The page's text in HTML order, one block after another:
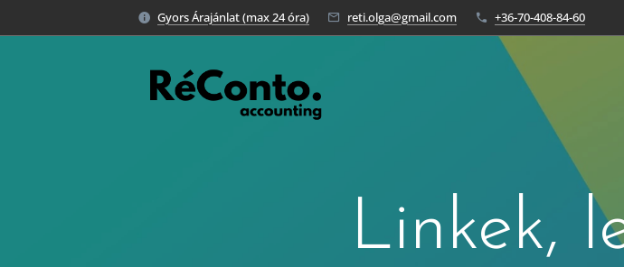
Gyors Árajánlat (max 24 óra) reti.olga@gmail.com +36-70-408-84-60
Linkek,